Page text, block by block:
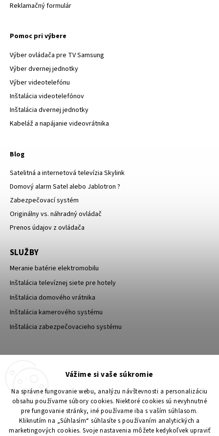
Vážime si vaše súkromie
Na správne fungovanie webu, analýzu návštevnosti a personalizáciu
obsahu používame súbory cookies. Niektoré cookies sú nevyhnutné
pre fungovanie stránky, iné používame iba s vaším súhlasom.
Kliknutím na „Súhlasím“ súhlasíte s používaním analytických a
marketingových cookies. Svoje nastavenia môžete kedykoľvek upraviť
Reklamačný formulár
Pomoc pri výbere
Výber ovládača pre TV Samsung
Výber dvernej jednotky
Výber videotelefónu
Inštalácia videotelefónov
Inštalácia dvernej jednotky
Kabeláž a napájanie videovrátnika
Blog
Satelitná a internetová televízia Skylink
Domový alarm Satel alebo Jablotron ?
Zabezpečovací systém
Originálny vs. náhradný ovládač
Prenos údajov z ovládača
SLUŽBY
Meranie batérie elektromobilu
Inštalácia televíznej siete pre hotely
Inštalácia domového vrátnika
Inštalácia kamerového systému
Inštalácia zabezpečovacieho systému